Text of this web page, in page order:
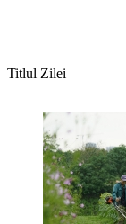
Titlul Zilei